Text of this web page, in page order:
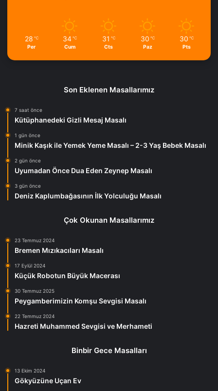
28 ℃
Per
34 ℃
Cum
31 ℃
Cts
30 ℃
Paz
30 ℃
Pts
Son Eklenen Masallarımız
7 saat önce
Kütüphanedeki Gizli Mesaj Masalı
1 gün önce
Minik Kaşık ile Yemek Yeme Masalı – 2-3 Yaş Bebek Masalı
2 gün önce
Uyumadan Önce Dua Eden Zeynep Masalı
3 gün önce
Deniz Kaplumbağasının İlk Yolculuğu Masalı
Çok Okunan Masallarımız
23 Temmuz 2024
Bremen Mızıkacıları Masalı
17 Eylül 2024
Küçük Robotun Büyük Macerası
30 Temmuz 2025
Peygamberimizin Komşu Sevgisi Masalı
22 Temmuz 2024
Hazreti Muhammed Sevgisi ve Merhameti
Binbir Gece Masalları
13 Ekim 2024
Gökyüzüne Uçan Ev